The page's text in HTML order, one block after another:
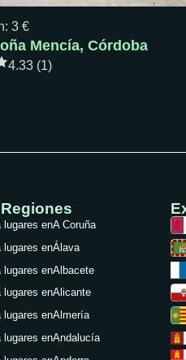
3 €
Mencía, Córdoba
4.33 (1)
lugares enA Coruña
lugares enÁlava
lugares enAlbacete
lugares enAlicante
lugares enAlmería
lugares enAndalucía